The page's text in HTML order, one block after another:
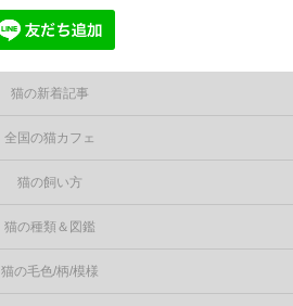
猫の新着記事
全国の猫カフェ
猫の飼い方
猫の種類＆図鑑
猫の毛色/柄/模様